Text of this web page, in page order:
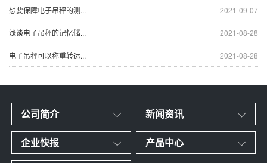
2021-09-07
想要保障电子吊秤的测...
2021-08-28
浅谈电子吊秤的记忆储...
2021-08-28
电子吊秤可以称重转运...
公司简介 新闻资讯
企业快报 产品中心